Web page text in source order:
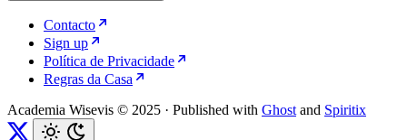
Contacto
Sign up
Política de Privacidade
Regras da Casa
Academia Wisevis © 2025 · Published with Ghost and Spiritix